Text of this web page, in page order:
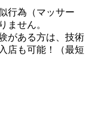
行為（マッサー
ません。
がある方は、技術
店も可能！（最短